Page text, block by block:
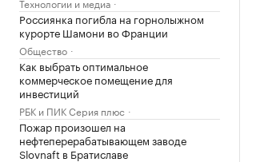
Россиянка погибла на горнолыжном
курорте Шамони во Франции
Общество
Как выбрать оптимальное
коммерческое помещение для
инвестиций
РБК и ПИК Серия плюс
Пожар произошел на
нефтеперерабатывающем заводе
Slovnaft в Братиславе